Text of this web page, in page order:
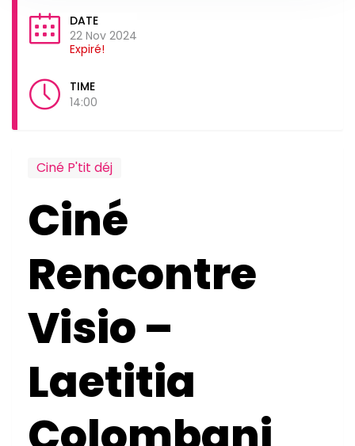
DATE
22 Nov 2024
Expiré!
TIME
14:00
Ciné P'tit déj
Ciné
Rencontre
Visio –
Laetitia